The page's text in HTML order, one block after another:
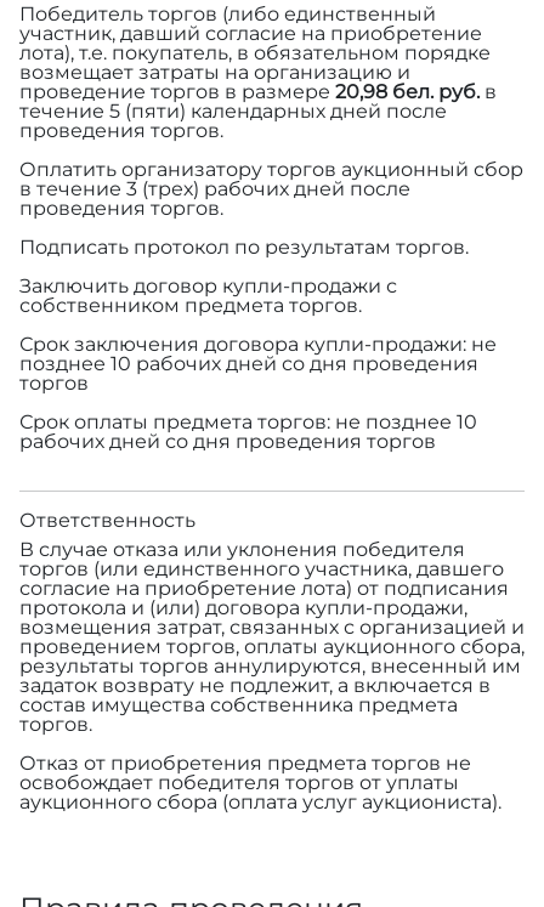
Победитель торгов (либо единственный
участник, давший согласие на приобретение
лота), т.е. покупатель, в обязательном порядке
возмещает затраты на организацию и
проведение торгов в размере 20,98 бел. руб.в
течение 5 (пяти) календарных дней после
проведения торгов.
Оплатить организатору торгов аукционный сбор
в течение 3 (трех) рабочих дней после
проведения торгов.
Подписать протокол по результатам торгов.
Заключить договор купли-продажи с
собственником предмета торгов.
Срок заключения договора купли-продажи: не
позднее 10 рабочих дней со дня проведения
торгов
Срок оплаты предмета торгов: не позднее 10
рабочих дней со дня проведения торгов
Ответственность
В случае отказа или уклонения победителя
торгов (или единственного участника, давшего
согласие на приобретение лота) от подписания
протокола и (или) договора купли-продажи,
возмещения затрат, связанных с организацией и
проведением торгов, оплаты аукционного сбора,
результаты торгов аннулируются, внесенный им
задаток возврату не подлежит, а включается в
состав имущества собственника предмета
торгов.
Отказ от приобретения предмета торгов не
освобождает победителя торгов от уплаты
аукционного сбора (оплата услуг аукциониста).